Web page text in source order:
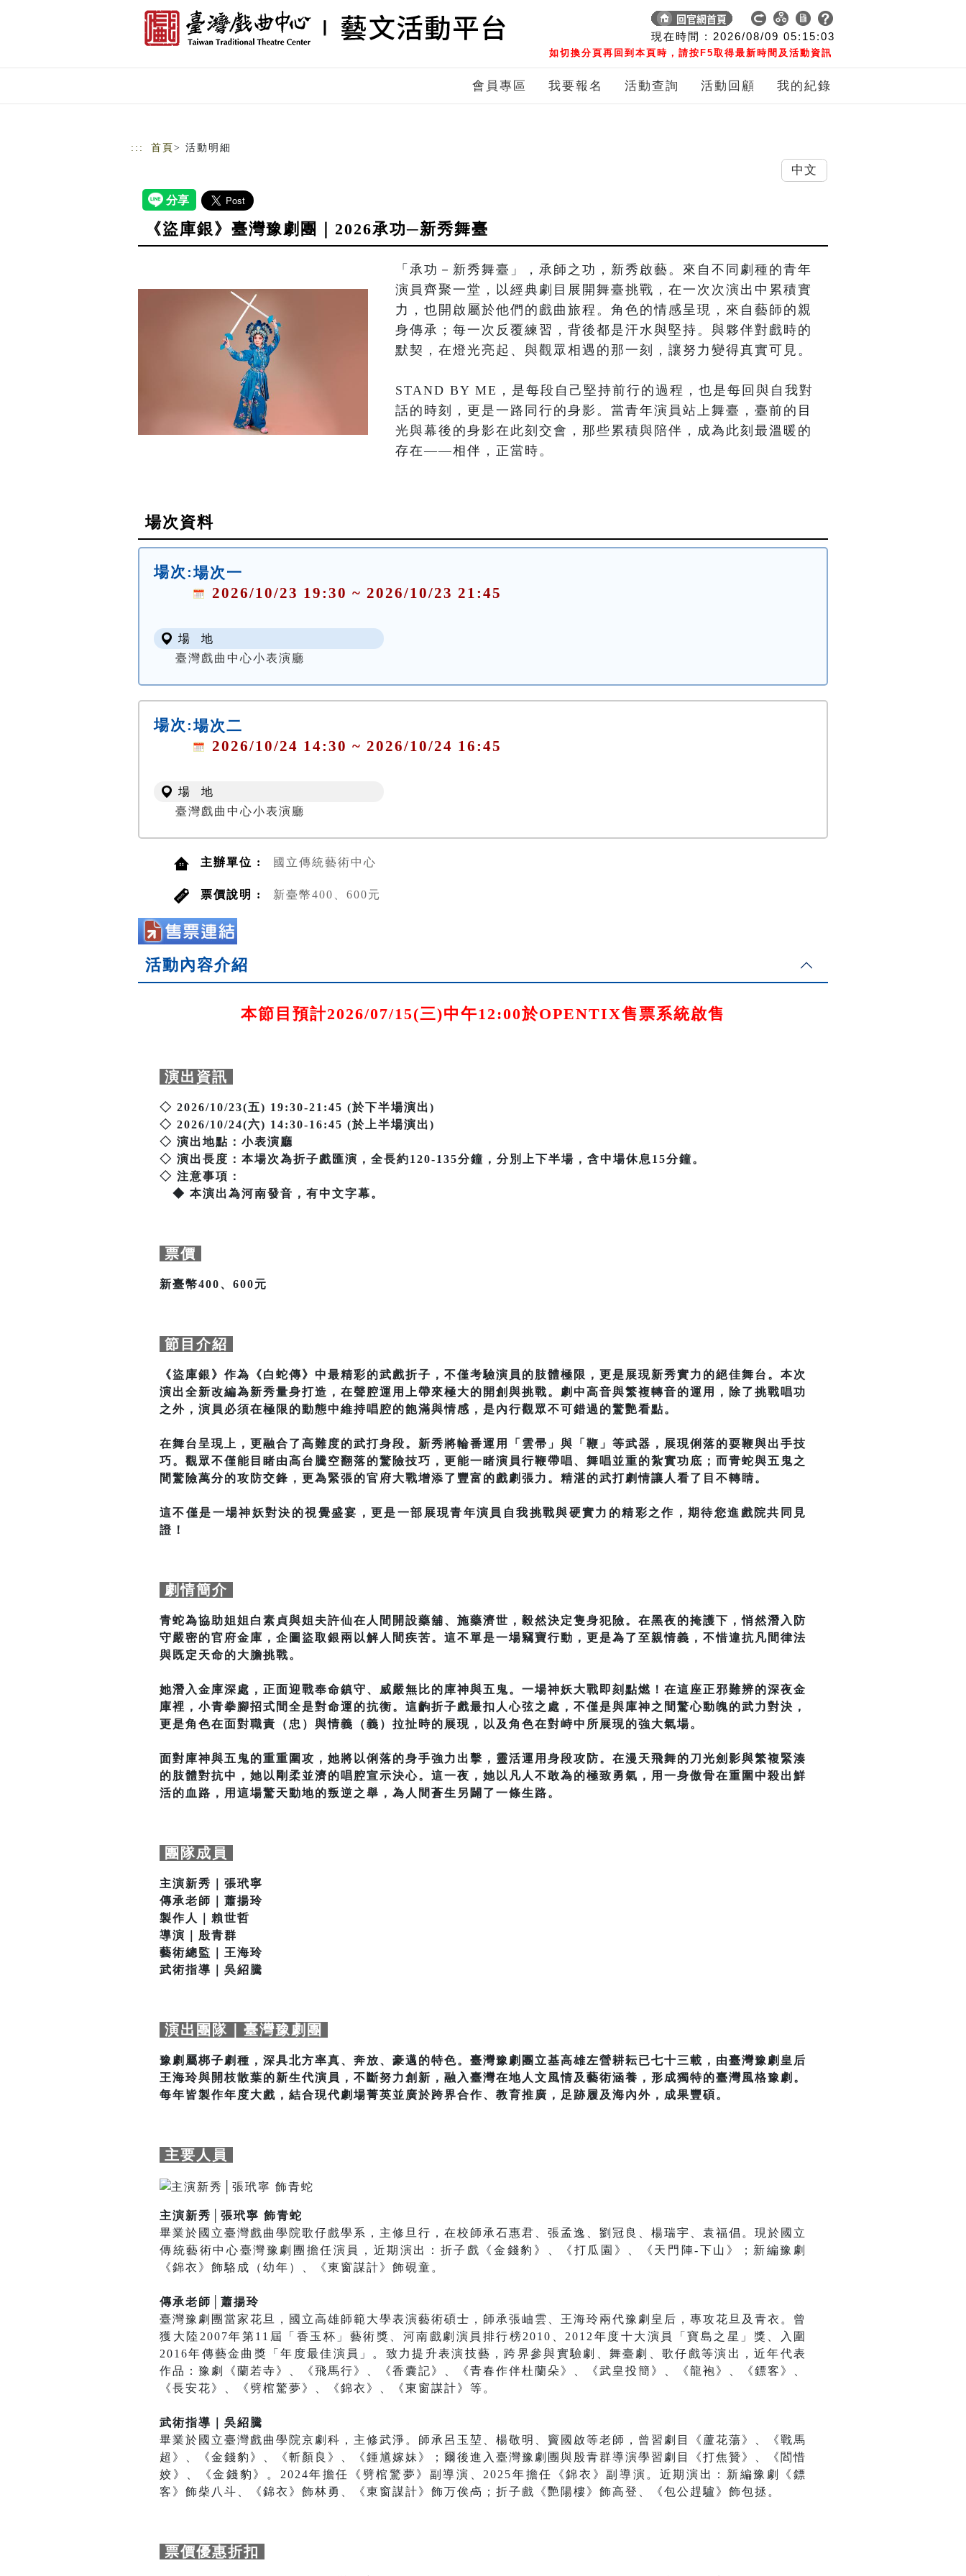
現在時間 : 2026/08/09 05:15:04
如切換分頁再回到本頁時，請按F5取得最新時間及活動資訊
會員專區 我要報名 活動查詢 活動回顧 我的紀錄
::: 首頁 > 活動明細
《盜庫銀》臺灣豫劇團｜2026承功─新秀舞臺
「承功－新秀舞臺」，承師之功，新秀啟藝。來自不同劇種的青年
演員齊聚一堂，以經典劇目展開舞臺挑戰，在一次次演出中累積實
力，也開啟屬於他們的戲曲旅程。角色的情感呈現，來自藝師的親
身傳承；每一次反覆練習，背後都是汗水與堅持。與夥伴對戲時的
默契，在燈光亮起、與觀眾相遇的那一刻，讓努力變得真實可見。
STAND BY ME，是每段自己堅持前行的過程，也是每回與自我對
話的時刻，更是一路同行的身影。當青年演員站上舞臺，臺前的目
光與幕後的身影在此刻交會，那些累積與陪伴，成為此刻最溫暖的
場次資料
場次:場次一
2026/10/23 19:30 ~ 2026/10/23 21:45
場 地
臺灣戲曲中心小表演廳
場次:場次二
2026/10/24 14:30 ~ 2026/10/24 16:45
場 地
臺灣戲曲中心小表演廳
主辦單位 : 國立傳統藝術中心
票價說明 : 新臺幣400、600元
活動內容介紹
本節目預計2026/07/15(三)中午12:00於OPENTIX售票系統啟售
演出資訊
◇ 2026/10/23(五) 19:30-21:45 (於下半場演出)
◇ 2026/10/24(六) 14:30-16:45 (於上半場演出)
◇ 演出地點：小表演廳
◇ 演出長度：本場次為折子戲匯演，全長約120-135分鐘，分別上下半場，含中場休息15分鐘。
◇ 注意事項：
◆ 本演出為河南發音，有中文字幕。
票價
新臺幣400、600元
節目介紹
《盜庫銀》作為《白蛇傳》中最精彩的武戲折子，不僅考驗演員的肢體極限，更是展現新秀實力的絕佳舞台。本次
演出全新改編為新秀量身打造，在聲腔運用上帶來極大的開創與挑戰。劇中高音與繁複轉音的運用，除了挑戰唱功
之外，演員必須在極限的動態中維持唱腔的飽滿與情感，是內行觀眾不可錯過的驚艷看點。
在舞台呈現上，更融合了高難度的武打身段。新秀將輪番運用「雲帚」與「鞭」等武器，展現俐落的耍鞭與出手技
巧。觀眾不僅能目睹由高台騰空翻落的驚險技巧，更能一睹演員行鞭帶唱、舞唱並重的紮實功底；而青蛇與五鬼之
間驚險萬分的攻防交鋒，更為緊張的官府大戰增添了豐富的戲劇張力。精湛的武打劇情讓人看了目不轉睛。
這不僅是一場神妖對決的視覺盛宴，更是一部展現青年演員自我挑戰與硬實力的精彩之作，期待您進戲院共同見
證！
劇情簡介
青蛇為協助姐姐白素貞與姐夫許仙在人間開設藥舖、施藥濟世，毅然決定隻身犯險。在黑夜的掩護下，悄然潛入防
守嚴密的官府金庫，企圖盜取銀兩以解人間疾苦。這不單是一場竊寶行動，更是為了至親情義，不惜違抗凡間律法
與既定天命的大膽挑戰。
她潛入金庫深處，正面迎戰奉命鎮守、威嚴無比的庫神與五鬼。一場神妖大戰即刻點燃！在這座正邪難辨的深夜金
庫裡，小青拳腳招式間全是對命運的抗衡。這齣折子戲最扣人心弦之處，不僅是與庫神之間驚心動魄的武力對決，
更是角色在面對職責（忠）與情義（義）拉扯時的展現，以及角色在對峙中所展現的強大氣場。
面對庫神與五鬼的重重圍攻，她將以俐落的身手強力出擊，靈活運用身段攻防。在漫天飛舞的刀光劍影與繁複緊湊
的肢體對抗中，她以剛柔並濟的唱腔宣示決心。這一夜，她以凡人不敢為的極致勇氣，用一身傲骨在重圍中殺出鮮
活的血路，用這場驚天動地的叛逆之舉，為人間蒼生另闢了一條生路。
團隊成員
主演新秀｜張玳寧
傳承老師｜蕭揚玲
製作人｜賴世哲
導演｜殷青群
藝術總監｜王海玲
武術指導｜吳紹騰
演出團隊｜臺灣豫劇團
豫劇屬梆子劇種，深具北方率真、奔放、豪邁的特色。臺灣豫劇團立基高雄左營耕耘已七十三載，由臺灣豫劇皇后
王海玲與開枝散葉的新生代演員，不斷努力創新，融入臺灣在地人文風情及藝術涵養，形成獨特的臺灣風格豫劇。
每年皆製作年度大戲，結合現代劇場菁英並廣於跨界合作、教育推廣，足跡履及海內外，成果豐碩。
主要人員
主演新秀│張玳寧 飾青蛇
畢業於國立臺灣戲曲學院歌仔戲學系，主修旦行，在校師承石惠君、張孟逸、劉冠良、楊瑞宇、袁福倡。現於國立
傳統藝術中心臺灣豫劇團擔任演員，近期演出：折子戲《金錢豹》、《打瓜園》、《天門陣-下山》；新編豫劇
《錦衣》飾駱成（幼年）、《東窗謀計》飾硯童。
傳承老師│蕭揚玲
臺灣豫劇團當家花旦，國立高雄師範大學表演藝術碩士，師承張岫雲、王海玲兩代豫劇皇后，專攻花旦及青衣。曾
獲大陸2007年第11屆「香玉杯」藝術獎、河南戲劇演員排行榜2010、2012年度十大演員「寶島之星」獎、入圍
2016年傳藝金曲獎「年度最佳演員」。致力提升表演技藝，跨界參與實驗劇、舞臺劇、歌仔戲等演出，近年代表
作品：豫劇《蘭若寺》、《飛馬行》、《香囊記》、《青春作伴杜蘭朵》、《武皇投簡》、《龍袍》、《鏢客》、
《長安花》、《劈棺驚夢》、《錦衣》、《東窗謀計》等。
武術指導｜吳紹騰
畢業於國立臺灣戲曲學院京劇科，主修武淨。師承呂玉堃、楊敬明、竇國啟等老師，曾習劇目《蘆花蕩》、《戰馬
超》、《金錢豹》、《斬顏良》、《鍾馗嫁妹》；爾後進入臺灣豫劇團與殷青群導演學習劇目《打焦贊》、《閻惜
姣》、《金錢豹》。2024年擔任《劈棺驚夢》副導演、2025年擔任《錦衣》副導演。近期演出：新編豫劇《鏢
客》飾柴八斗、《錦衣》飾林勇、《東窗謀計》飾万俟卨；折子戲《艷陽樓》飾高登、《包公趕驢》飾包拯。
票價優惠折扣